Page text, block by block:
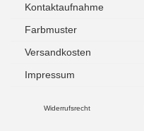
Kontaktaufnahme
Farbmuster
Versandkosten
Impressum
Widerrufsrecht